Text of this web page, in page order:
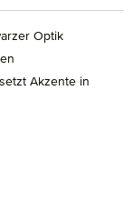
Optik
Akzente in